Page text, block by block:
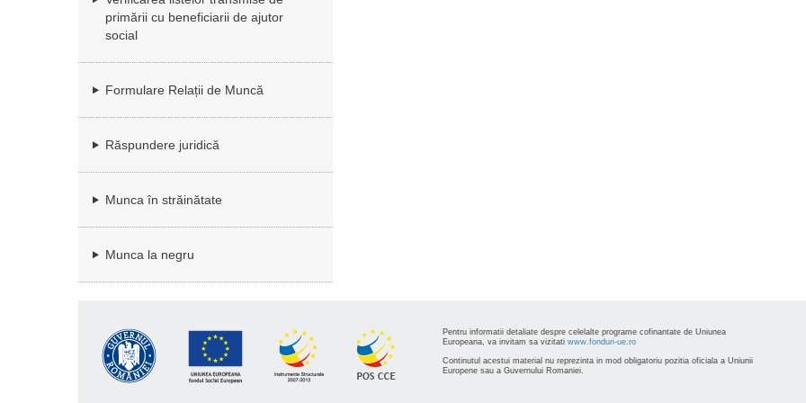
primării cu beneficiarii de ajutor
social
Formulare Relații de Muncă
Răspundere juridică
Munca în străinătate
Munca la negru
Pentru informatii detaliate despre celelalte programe cofinantate de Uniunea
Europeana, va invitam sa vizitati www.fonduri-ue.ro
Continutul acestui material nu reprezinta in mod obligatoriu pozitia oficiala a Uniunii
Europene sau a Guvernului Romaniei.